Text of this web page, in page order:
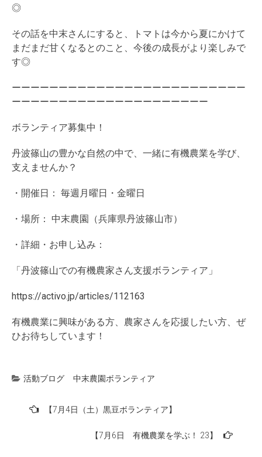
◎
その話を中末さんにすると、トマトは今から夏にかけて
まだまだ甘くなるとのこと、今後の成長がより楽しみで
す◎
ーーーーーーーーーーーーーーーーーーーーーーーーー
ーーーーーーーーーーーーーーーーーーーーー
ボランティア募集中！
丹波篠山の豊かな自然の中で、一緒に有機農業を学び、
支えませんか？
・開催日： 毎週月曜日・金曜日
・場所： 中末農園（兵庫県丹波篠山市）
・詳細・お申し込み：
「丹波篠山での有機農家さん支援ボランティア」
https://activo.jp/articles/112163
有機農業に興味がある方、農家さんを応援したい方、ぜ
ひお待ちしています！
活動ブログ 中末農園ボランティア
【7月4日（土）黒豆ボランティア】
【7月6日 有機農業を学ぶ！ 23】